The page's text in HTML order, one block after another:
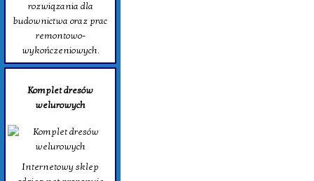
rozwiązania dla
budownictwa oraz prac
remontowo-
wykończeniowych.
Komplet dresów
welurowych
Internetowy sklep